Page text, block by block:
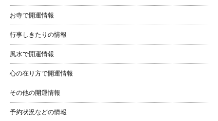
お寺で開運情報
行事しきたりの情報
風水で開運情報
心の在り方で開運情報
その他の開運情報
予約状況などの情報